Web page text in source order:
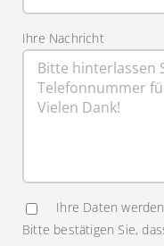
Ihre Nachricht
Ihre Daten
Bitte bestätigen Sie,